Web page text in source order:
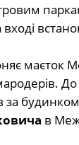
вході
маєток
за
в